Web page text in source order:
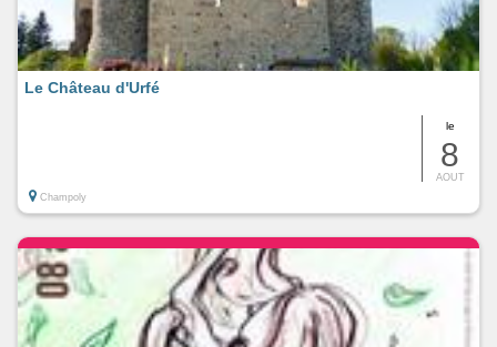
le
8
AOUT
Le Château d'Urfé
Champoly